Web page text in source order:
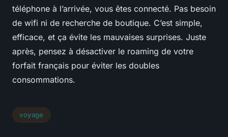
téléphone à l’arrivée, vous êtes connecté. Pas besoin
de wifi ni de recherche de boutique. C’est simple,
efficace, et ça évite les mauvaises surprises. Juste
après, pensez à désactiver le roaming de votre
forfait français pour éviter les doubles
consommations.
voyage